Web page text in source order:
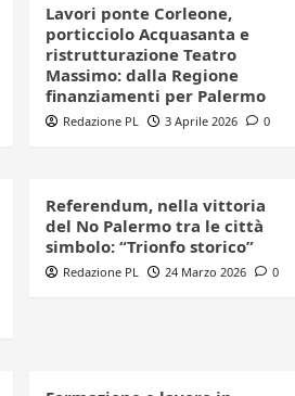
Lavori ponte Corleone,
porticciolo Acquasanta e
ristrutturazione Teatro
Massimo: dalla Regione
finanziamenti per Palermo
Redazione PL 3 Aprile 2026 0
Referendum, nella vittoria
del No Palermo tra le città
simbolo: “Trionfo storico”
Redazione PL 24 Marzo 2026 0